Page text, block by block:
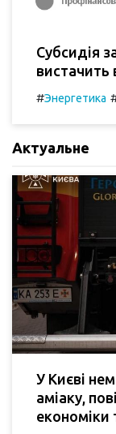
Субсидія
#Энергетика
Актуальне
У Києві
аміаку,
економіки